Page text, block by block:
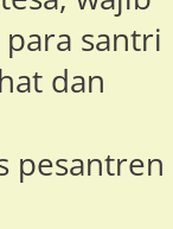
santri
dan
pesantren